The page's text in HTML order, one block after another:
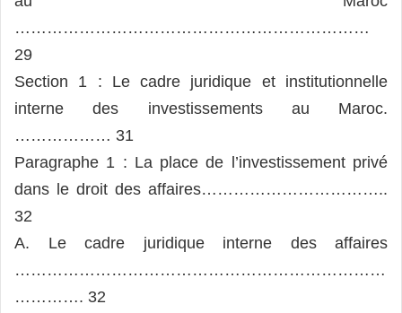
…………………………………………………………
29
Section 1 : Le cadre juridique et institutionnelle
interne des investissements au Maroc.
……………… 31
Paragraphe 1 : La place de l’investissement privé
dans le droit des affaires……………………………..
32
A. Le cadre juridique interne des affaires
……………………………………………………………
…………. 32